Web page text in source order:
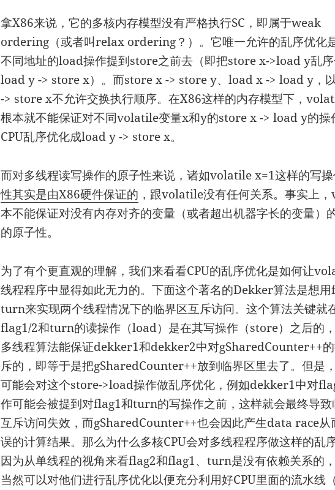
拿X86来说，它的多核内存模型没有严格执行SC，即属于weak
ordering（或者叫relax ordering？）。它唯一允许的乱序优化
不同地址的load操作提到store之前去（即把store x->load y乱
load y -> store x）。而store x -> store y、load x -> load y，
-> store x不允许交换执行顺序。在X86这样的内存模型下，
根本就不能保证对不同volatile变量x和y的store x -> load y的操
CPU乱序优化成load y -> store x。
而对多线程读写操作的原子性来说，诸如volatile x=1这样的写
性其实是由X86硬件保证的 ，跟volatile没有任何关系。事实上
本不能保证对没有内存对齐的变量（或者超出机器字长的变量）
的原子性。
为了有个更直观的理解，我们来看看CPU的乱序优化是如何让
线程程序中显得如此无力的。下面这个著名的Dekker算法是想
turn来实现两个线程情况下的临界区互斥访问。这个算法关键就
flag1/2和turn的读操作（load）是在其写操作（store）之后的
多线程算法能保证dekker1和dekker2中对gSharedCounter++
斥的，即等于是把gSharedCounter++放到临界区里去了。但是
可能会对这个store->load操作做乱序优化，例如dekker1中对
作可能会被提到对flag1和turn的写操作之前，这样就会最终导致
互斥访问失效，而gSharedCounter++也会因此产生data race从
误的计算结果。那么为什么多核CPU会对多线程程序做这样的乱
因为从单线程的视角来看flag2和flag1、turn是没有依赖关系的
当然可以对他们进行乱序优化以便充分利用好CPU里面的流水线